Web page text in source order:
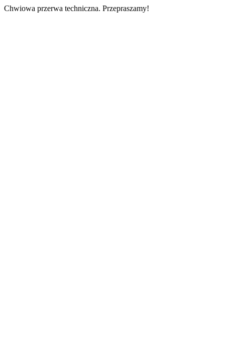
Chwiowa przerwa techniczna. Przepraszamy!